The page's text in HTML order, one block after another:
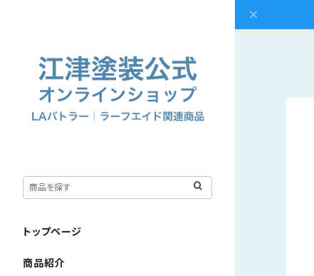
トップページ
商品紹介